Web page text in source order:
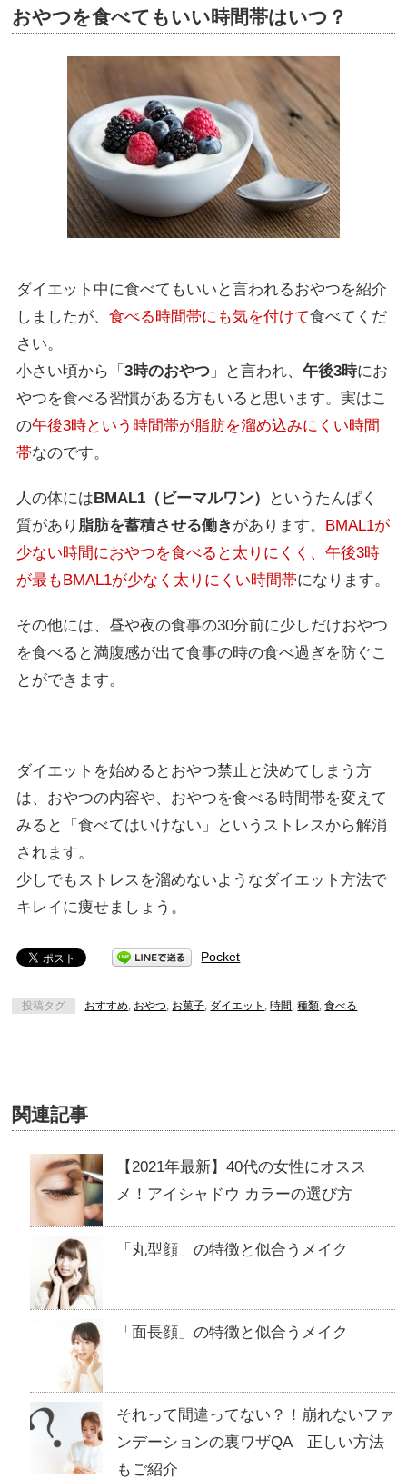
おやつを食べてもいい時間帯はいつ？
ダイエット中に食べてもいいと言われるおやつを紹介
しましたが、食べる時間帯にも気を付けて食べてくだ
さい。
小さい頃から「3時のおやつ 」と言われ、午後3時にお
やつを食べる習慣がある方もいると思います。実はこ
の午後3時という時間帯が脂肪を溜め込みにくい時間
帯なのです。
人の体にはBMAL1（ビーマルワン）
というたんぱく
質があり 脂肪を蓄積させる働き があります。 BMAL1が
少ない時間におやつを食べると太りにくく、午後3時
が最もBMAL1が少なく太りにくい時間帯になります。
その他には、昼や夜の食事の30分前に少しだけおやつ
を食べると満腹感が出て食事の時の食べ過ぎを防ぐこ
とができます。
ダイエットを始めるとおやつ禁止と決めてしまう方
は、おやつの内容や、おやつを食べる時間帯を変えて
みると「食べてはいけない」というストレスから解消
されます。
少しでもストレスを溜めないようなダイエット方法で
キレイに痩せましょう。
Pocket
投稿タグ おすすめ おやつ お菓子 ダイエット ,時間 ,種類 ,食べる
関連記事
【2021年最新】40代の女性にオスス
メ！アイシャドウ カラーの選び方
「丸型顔」の特徴と似合うメイク
「面長顔」の特徴と似合うメイク
それって間違ってない？！崩れないファ
ンデーションの裏ワザQA 正しい方法
もご紹介